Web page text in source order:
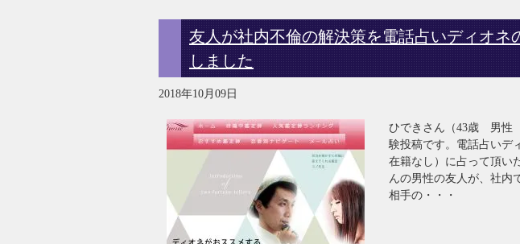
友人が社内不倫の解決策を電話占いディオネ
しました
2018年10月09日
ひできさん（43歳 男性
験投稿です。電話占いデ
在籍なし）に占って頂い
んの男性の友人が、社内
相手の・・・